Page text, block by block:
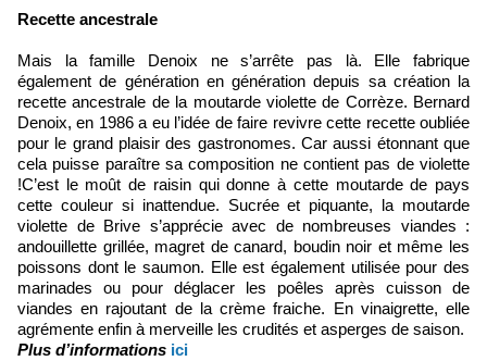
Recette ancestrale
Mais la famille Denoix ne s’arrête pas là. Elle fabrique
également de génération en génération depuis sa création la
recette ancestrale de la moutarde violette de Corrèze. Bernard
Denoix, en 1986 a eu l’idée de faire revivre cette recette oubliée
pour le grand plaisir des gastronomes. Car aussi étonnant que
cela puisse paraître sa composition ne contient pas de violette
!C’est le moût de raisin qui donne à cette moutarde de pays
cette couleur si inattendue. Sucrée et piquante, la moutarde
violette de Brive s’apprécie avec de nombreuses viandes :
andouillette grillée, magret de canard, boudin noir et même les
poissons dont le saumon. Elle est également utilisée pour des
marinades ou pour déglacer les poêles après cuisson de
viandes en rajoutant de la crème fraiche. En vinaigrette, elle
agrémente enfin à merveille les crudités et asperges de saison.
Plus d’informations ici